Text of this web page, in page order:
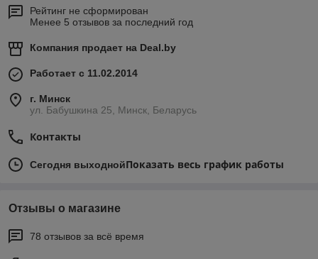
Рейтинг не сформирован
Менее 5 отзывов за последний год
Компания продает на Deal.by
Работает с 11.02.2014
г. Минск
ул. Бабушкина 25, Минск, Беларусь
Контакты
Сегодня выходнойПоказать весь график работы
Отзывы о магазине
78 отзывов за всё время